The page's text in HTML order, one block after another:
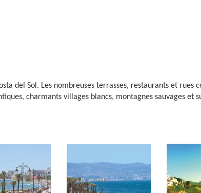
del Sol. Les nombreuses terrasses, restaurants et rues
charmants villages blancs, montagnes sauvages et